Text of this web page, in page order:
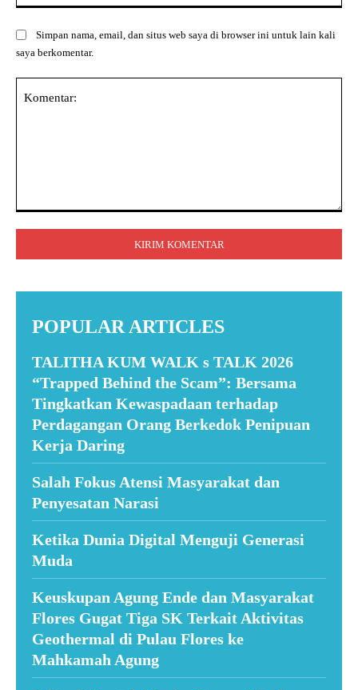
Simpan nama, email, dan situs web saya di browser ini untuk lain kali
saya berkomentar.
POPULAR ARTICLES
TALITHA KUM WALK s TALK 2026
“Trapped Behind the Scam”: Bersama
Tingkatkan Kewaspadaan terhadap
Perdagangan Orang Berkedok Penipuan
Kerja Daring
Salah Fokus Atensi Masyarakat dan
Penyesatan Narasi
Ketika Dunia Digital Menguji Generasi
Muda
Keuskupan Agung Ende dan Masyarakat
Flores Gugat Tiga SK Terkait Aktivitas
Geothermal di Pulau Flores ke
Mahkamah Agung